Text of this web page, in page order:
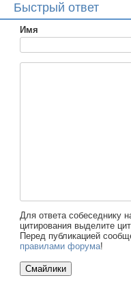
Быстрый ответ
Имя
Для ответа собеседнику
цитирования выделите
Перед публикацией
правилами форума!